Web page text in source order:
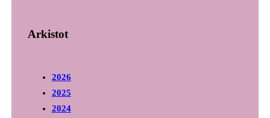
Arkistot
2026
2025
2024